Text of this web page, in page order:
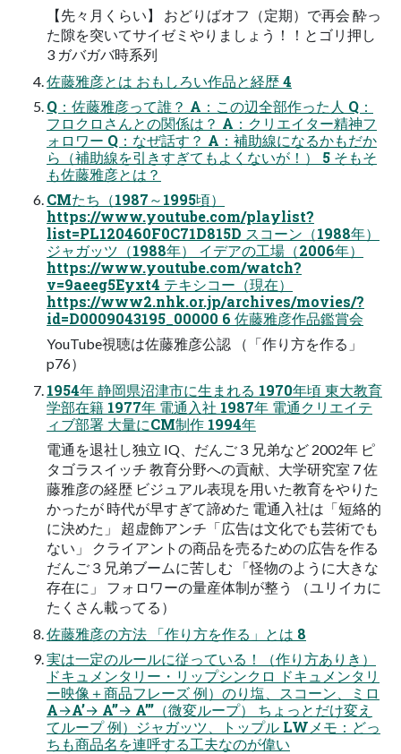
【先々月くらい】 おどりばオフ（定期）で再会 酔っ
た隙を突いてサイゼミやりましょう！！とゴリ押し
3 ガバガバ時系列
佐藤雅彦とは おもしろい作品と経歴 4
Q：佐藤雅彦って誰？ A：この辺全部作った人 Q：
フロクロさんとの関係は？ A：クリエイター精神フ
ォロワー Q：なぜ話す？ A：補助線になるかもだか
ら（補助線を引きすぎてもよくないが！） 5 そもそ
も佐藤雅彦とは？
CMたち（1987～1995頃）
https://www.youtube.com/playlist?
list=PL120460F0C71D815D スコーン（1988年）
ジャガッツ（1988年） イデアの工場（2006年）
https://www.youtube.com/watch?
v=9aeeg5Eyxt4 テキシコー（現在）
https://www2.nhk.or.jp/archives/movies/?
id=D0009043195_00000 6 佐藤雅彦作品鑑賞会
YouTube視聴は佐藤雅彦公認 （「作り方を作る」
p76）
1954年 静岡県沼津市に生まれる 1970年頃 東大教育
学部在籍 1977年 電通入社 1987年 電通クリエイテ
ィブ部署 大量にCM制作 1994年
電通を退社し独立 IQ、だんご３兄弟など 2002年 ピ
タゴラスイッチ 教育分野への貢献、大学研究室 7 佐
藤雅彦の経歴 ビジュアル表現を用いた教育をやりた
かったが 時代が早すぎて諦めた 電通入社は「短絡的
に決めた」 超虚飾アンチ「広告は文化でも芸術でも
ない」 クライアントの商品を売るための広告を作る
だんご３兄弟ブームに苦しむ 「怪物のように大きな
存在に」 フォロワーの量産体制が整う （ユリイカに
たくさん載ってる）
佐藤雅彦の方法 「作り方を作る」とは 8
実は一定のルールに従っている！（作り方ありき）
ドキュメンタリー・リップシンクロ ドキュメンタリ
ー映像＋商品フレーズ 例）のり塩、スコーン、ミロ
A→A’→ A’’→ A’’’（微変ループ） ちょっとだけ変え
てループ 例）ジャガッツ、トップル LWメモ：どっ
ちも商品名を連呼する工夫なのが偉い